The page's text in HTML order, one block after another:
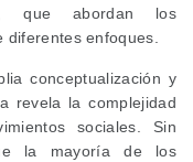
que abordan los
diferentes enfoques.
conceptualización y
revela la complejidad
sociales. Sin
la mayoría de los